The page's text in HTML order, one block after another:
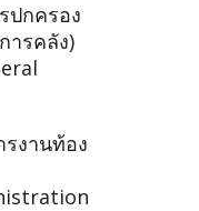
ปกครอง
ารคลัง)
งานท้อง